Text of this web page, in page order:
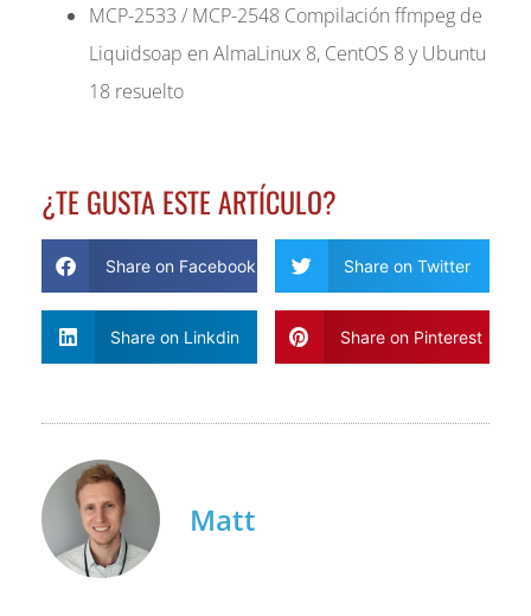
MCP-2533 / MCP-2548 Compilación ffmpeg de
Liquidsoap en AlmaLinux 8, CentOS 8 y Ubuntu
18 resuelto
¿TE GUSTA ESTE ARTÍCULO?
Share on Facebook Share on Twitter
Share on Linkdin Share on Pinterest
Matt